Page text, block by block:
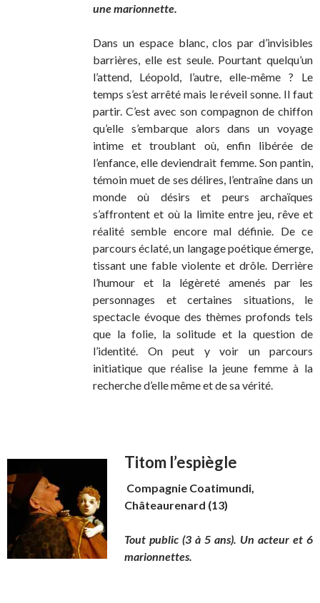
une marionnette.
Dans un espace blanc, clos par d’invisibles
barrières, elle est seule. Pourtant quelqu’un
l’attend, Léopold, l’autre, elle-même ? Le
temps s’est arrêté mais le réveil sonne. Il faut
partir. C’est avec son compagnon de chiffon
qu’elle s’embarque alors dans un voyage
intime et troublant où, enfin libérée de
l’enfance, elle deviendrait femme. Son pantin,
témoin muet de ses délires, l’entraîne dans un
monde où désirs et peurs archaïques
s’affrontent et où la limite entre jeu, rêve et
réalité semble encore mal définie. De ce
parcours éclaté, un langage poétique émerge,
tissant une fable violente et drôle. Derrière
l’humour et la légèreté amenés par les
personnages et certaines situations, le
spectacle évoque des thèmes profonds tels
que la folie, la solitude et la question de
l’identité. On peut y voir un parcours
initiatique que réalise la jeune femme à la
recherche d’elle même et de sa vérité.
Titom l’espiègle
Compagnie Coatimundi,
Châteaurenard (13)
Tout public (3 à 5 ans). Un acteur et 6
marionnettes.